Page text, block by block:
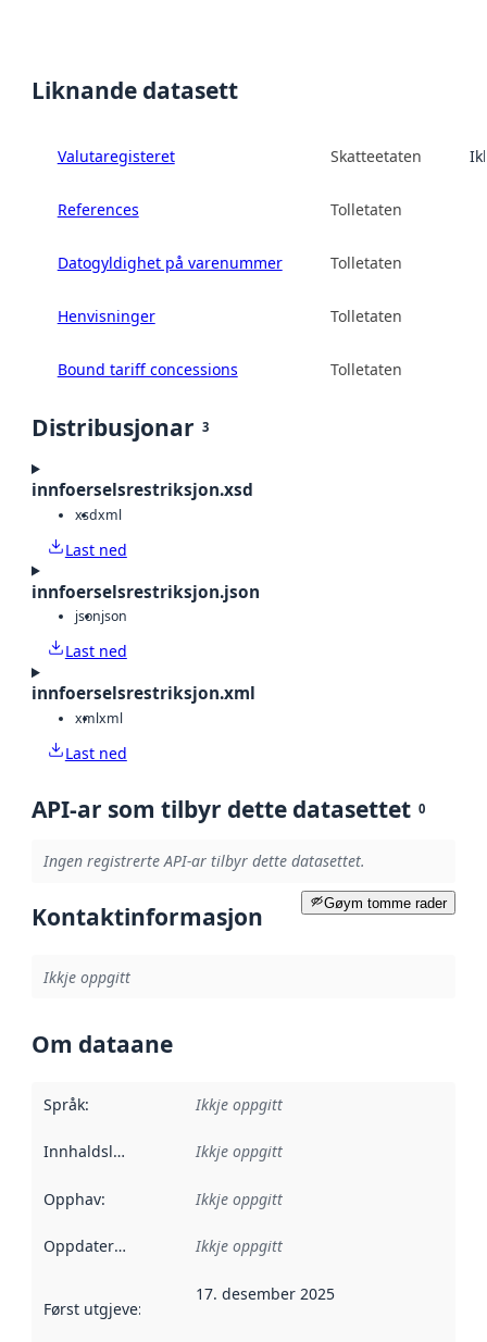
Liknande datasett
Valutaregisteret Skatteetaten
References Tolletaten
Datogyldighet på varenummer Tolletaten
Henvisninger Tolletaten
Bound tariff concessions Tolletaten
Distribusjonar 3
innfoerselsrestriksjon.xsd
xsdxml
Last ned
innfoerselsrestriksjon.json
jsonjson
Last ned
innfoerselsrestriksjon.xml
xmlxml
Last ned
API-ar som tilbyr dette datasettet 0
Ingen registrerte API-ar tilbyr dette datasettet.
Gøym tomme rader
Kontaktinformasjon
Ikkje oppgitt
Om dataane
Språk: Ikkje oppgitt
Innhaldsleverandørar :
Ikkje oppgitt
Opphav: Ikkje oppgitt
Oppdateringsfrekvens :
Ikkje oppgitt
Først utgjeve:
17. desember 2025